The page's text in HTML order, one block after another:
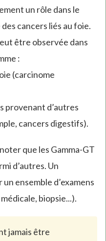
un rôle dans le
cancers liés au foie.
être observée dans
:
(carcinome
provenant d’autres
cancers digestifs).
que les Gamma-GT
d’autres. Un
ensemble d’examens
biopsie...).
jamais être